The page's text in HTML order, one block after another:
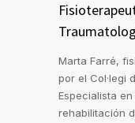
Marta Farré,
por el Col·legi
Especialista
rehabilitación